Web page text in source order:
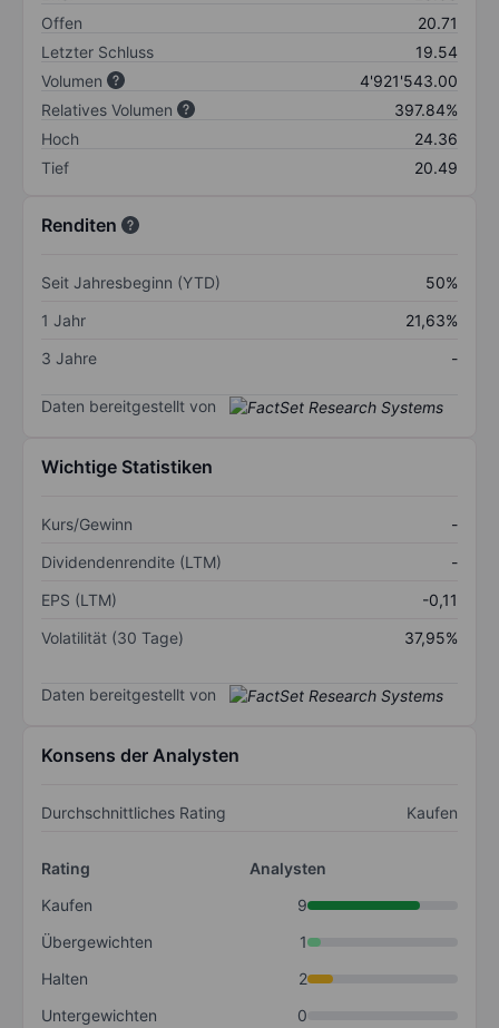
Offen
20.71
Letzter Schluss
19.54
Volumen
4'921'543.00
Relatives Volumen
397.84%
Hoch
24.36
Tief
20.49
Renditen
Seit Jahresbeginn (YTD)
50%
1 Jahr
21,63%
3 Jahre
-
Daten bereitgestellt von
Wichtige Statistiken
Kurs/Gewinn
-
Dividendenrendite (LTM)
-
EPS (LTM)
-0,11
Volatilität (30 Tage)
37,95%
Daten bereitgestellt von
Konsens der Analysten
Durchschnittliches Rating Kaufen
Rating
Analysten
Kaufen
9
Übergewichten
1
Halten
2
Untergewichten
0